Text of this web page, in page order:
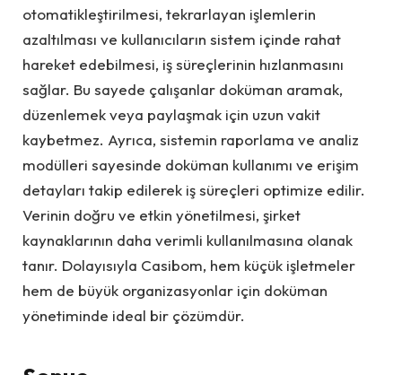
otomatikleştirilmesi, tekrarlayan işlemlerin
azaltılması ve kullanıcıların sistem içinde rahat
hareket edebilmesi, iş süreçlerinin hızlanmasını
sağlar. Bu sayede çalışanlar doküman aramak,
düzenlemek veya paylaşmak için uzun vakit
kaybetmez. Ayrıca, sistemin raporlama ve analiz
modülleri sayesinde doküman kullanımı ve erişim
detayları takip edilerek iş süreçleri optimize edilir.
Verinin doğru ve etkin yönetilmesi, şirket
kaynaklarının daha verimli kullanılmasına olanak
tanır. Dolayısıyla Casibom, hem küçük işletmeler
hem de büyük organizasyonlar için doküman
yönetiminde ideal bir çözümdür.